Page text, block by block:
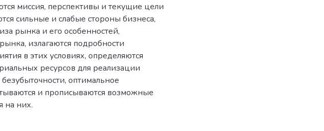
миссия, перспективы и текущие цели
сильные и слабые стороны бизнеса,
рынка и его особенностей,
излагаются подробности
в этих условиях, определяются
ресурсов для реализации
оптимальное
и прописываются возможные
на них.